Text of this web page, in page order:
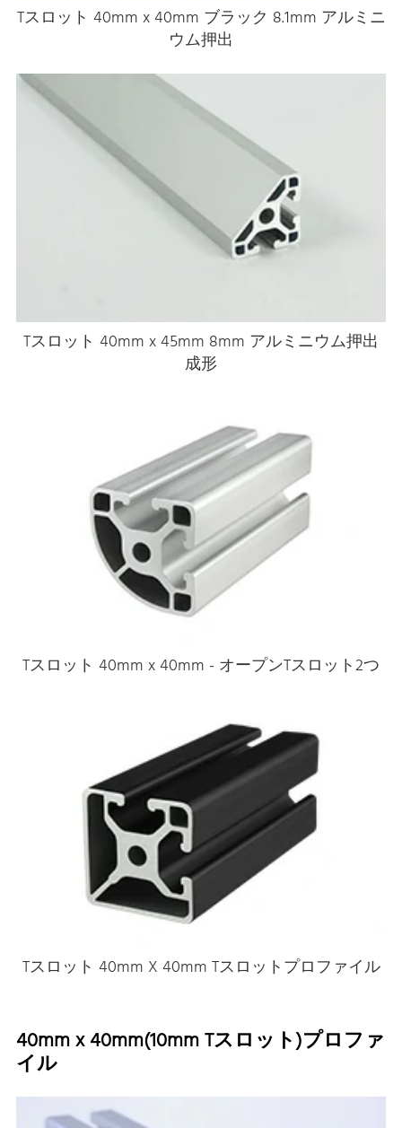
Tスロット 40mm x 40mm ブラック 8.1mm アルミニ
ウム押出
Tスロット 40mm x 45mm 8mm アルミニウム押出
成形
Tスロット 40mm x 40mm - オープンTスロット2つ
Tスロット 40mm X 40mm Tスロットプロファイル
40mm x 40mm(10mm Tスロット)プロファ
イル